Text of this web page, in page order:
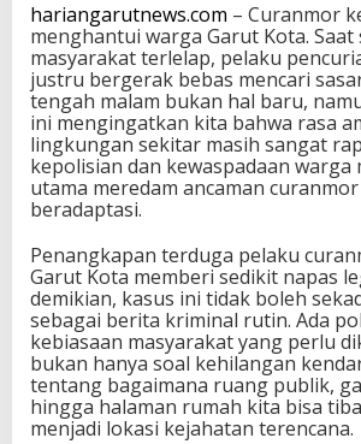
hariangarutnews.com – Curanmor
menghantui warga Garut Kota.
masyarakat terlelap, pelaku
justru bergerak bebas mencari
tengah malam bukan hal baru,
ini mengingatkan kita bahwa rasa
lingkungan sekitar masih sangat
kepolisian dan kewaspadaan warga
utama meredam ancaman
beradaptasi.
Penangkapan terduga pelaku
Garut Kota memberi sedikit napas
demikian, kasus ini tidak boleh
sebagai berita kriminal rutin. Ada
kebiasaan masyarakat yang perlu
bukan hanya soal kehilangan
tentang bagaimana ruang publik,
hingga halaman rumah kita bisa
menjadi lokasi kejahatan terencana.